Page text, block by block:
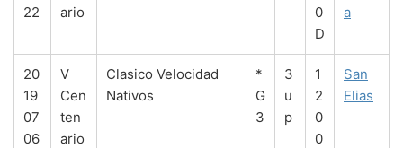
22
ario
0
D
a
20
19
07
06
V
Cen
ten
ario
Clasico Velocidad
Nativos
*
G
3
3
u
p
1
2
0
0
San
Elias